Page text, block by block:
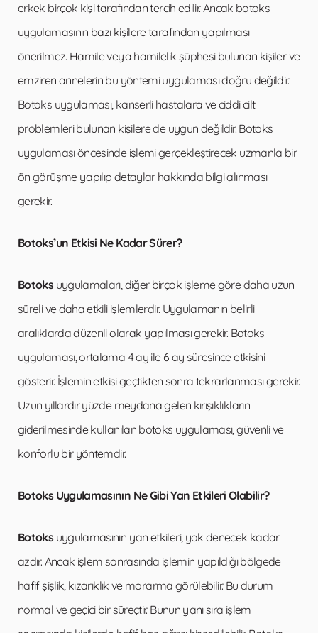
erkek birçok kişi tarafından tercih edilir. Ancak botoks
uygulamasının bazı kişilere tarafından yapılması
önerilmez. Hamile veya hamilelik şüphesi bulunan kişiler ve
emziren annelerin bu yöntemi uygulaması doğru değildir.
Botoks uygulaması, kanserli hastalara ve ciddi cilt
problemleri bulunan kişilere de uygun değildir. Botoks
uygulaması öncesinde işlemi gerçekleştirecek uzmanla bir
ön görüşme yapılıp detaylar hakkında bilgi alınması
gerekir.
Botoks’un Etkisi Ne Kadar Sürer?
Botoksuygulamaları, diğer birçok işleme göre daha uzun
süreli ve daha etkili işlemlerdir. Uygulamanın belirli
aralıklarda düzenli olarak yapılması gerekir. Botoks
uygulaması, ortalama 4 ay ile 6 ay süresince etkisini
gösterir. İşlemin etkisi geçtikten sonra tekrarlanması gerekir.
Uzun yıllardır yüzde meydana gelen kırışıklıkların
giderilmesinde kullanılan botoks uygulaması, güvenli ve
konforlu bir yöntemdir.
Botoks Uygulamasının Ne Gibi Yan Etkileri Olabilir?
Botoks uygulamasının yan etkileri, yok denecek kadar
azdır. Ancak işlem sonrasında işlemin yapıldığı bölgede
hafif şişlik, kızarıklık ve morarma görülebilir. Bu durum
normal ve geçici bir süreçtir. Bunun yanı sıra işlem